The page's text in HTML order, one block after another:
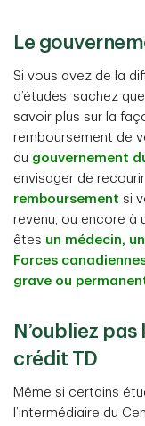
Le
Si vous avez de la
d’études, sachez
savoir plus sur la
remboursement de
du gouvernement
envisager de
remboursement si
revenu, ou encore à
êtes un médecin,
Forces
grave ou
N’oubliez
crédit TD
Même si certains
l’intermédiaire du